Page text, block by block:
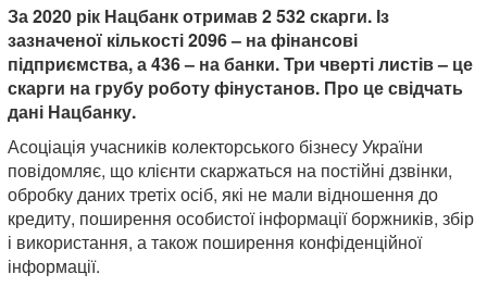
За 2020 рік Нацбанк отримав 2 532 скарги. Із
зазначеної кількості 2096 – на фінансові
підприємства, а 436 – на банки. Три чверті листів – це
скарги на грубу роботу фінустанов. Про це свідчать
дані Нацбанку.
Асоціація учасників колекторського бізнесу України
повідомляє, що клієнти скаржаться на постійні дзвінки,
обробку даних третіх осіб, які не мали відношення до
кредиту, поширення особистої інформації боржників, збір
і використання, а також поширення конфіденційної
інформації.